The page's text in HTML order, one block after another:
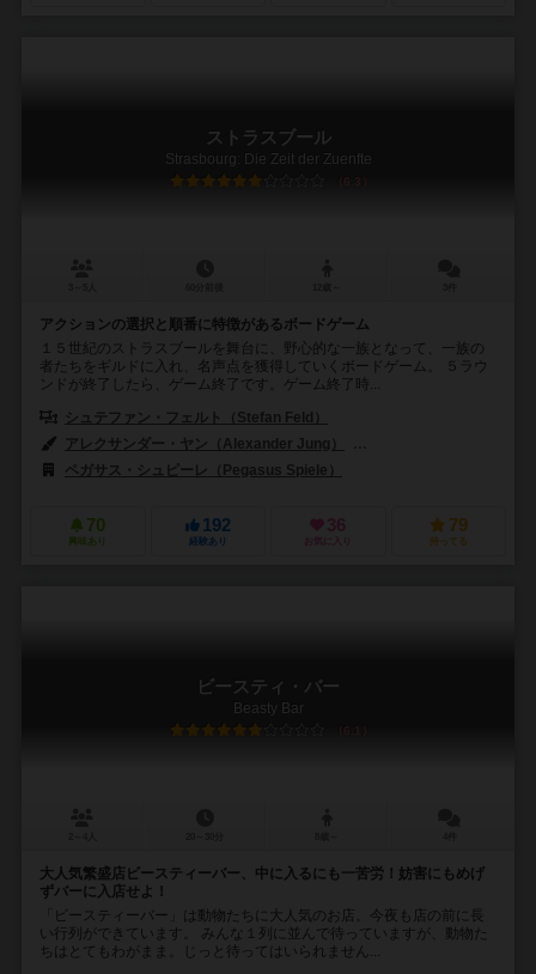
ストラスブール
Strasbourg: Die Zeit der Zuenfte
6.3
アクションの選択と順番に特徴があるボードゲーム
１５世紀のストラスブールを舞台に、野心的な一族となって、一族の
者たちをギルドに入れ、名声点を獲得していくボードゲーム。 ５ラウ
ンドが終了したら、ゲーム終了です。ゲーム終了時...
シュテファン・フェルト（Stefan Feld）
アレクサンダー・ヤン（Alexander Jung）
ペガサス・シュピーレ（Pegasus Spiele）
70
興味あり
192
経験あり
36
お気に入り
79
持ってる
ビースティ・バー
Beasty Bar
6.1
大人気繁盛店ビースティーバー、中に入るにも一苦労！妨害にもめげ
ずバーに入店せよ！
「ビースティーバー」は動物たちに大人気のお店。今夜も店の前に長
い行列ができています。 みんな１列に並んで待っていますが、動物た
ちはとてもわがまま。じっと待ってはいられません...